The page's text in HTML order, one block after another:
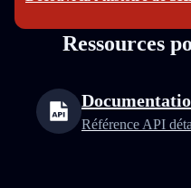
Ressources
Référence API